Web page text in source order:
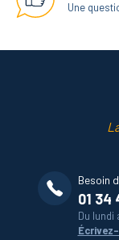
Une
Besoin
01 34
Du lundi